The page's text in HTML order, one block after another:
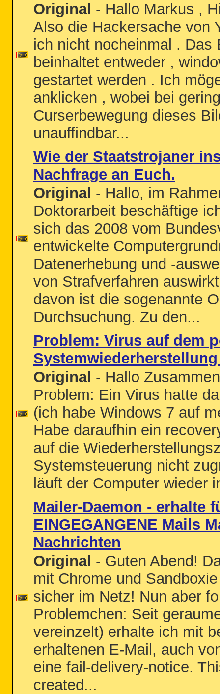
Original - Hallo Markus ,
Also die Hackersache von
ich nicht nocheinmal . Das
beinhaltet entweder ,
gestartet werden . Ich
anklicken , wobei bei
Curserbewegung dieses
unauffindbar...
Wie der Staatstrojaner
Nachfrage an Euch.
Original - Hallo, im
Doktorarbeit beschäftige
sich das 2008 vom
entwickelte
Datenerhebung und -
von Strafverfahren
davon ist die sogenannte
Durchsuchung. Zu den...
Problem: Virus auf dem
Original - Hallo
Problem: Ein Virus hatte
(ich habe Windows 7 auf
Habe daraufhin ein
auf die
Systemsteuerung nicht
läuft der Computer wieder
Mailer-Daemon - erhalte
EINGEGANGENE Mails
Nachrichten
Original - Guten Abend!
mit Chrome und
sicher im Netz! Nun aber
Problemchen: Seit
vereinzelt) erhalte ich mit
erhaltenen E-Mail, auch
eine fail-delivery-notice.
created...